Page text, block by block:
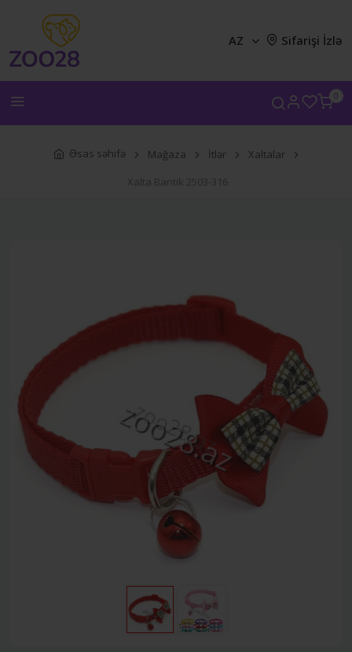
0
AZ Sifarişi İzlə
Əsas səhifə Mağaza İtlər
Xaltalar
Xalta Bantik 2503-316